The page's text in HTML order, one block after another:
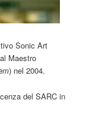
Sonic Art
Maestro
) nel 2004.
del SARC in